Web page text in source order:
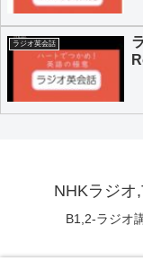
ラジオ英会話
NHKラジオ
B1,2-ラジオ